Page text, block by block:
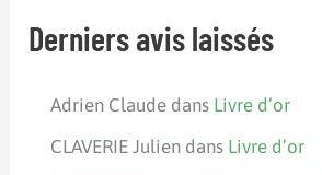
Derniers avis laissés
Adrien Claude dans Livre d’or
CLAVERIE Julien dans Livre d’or